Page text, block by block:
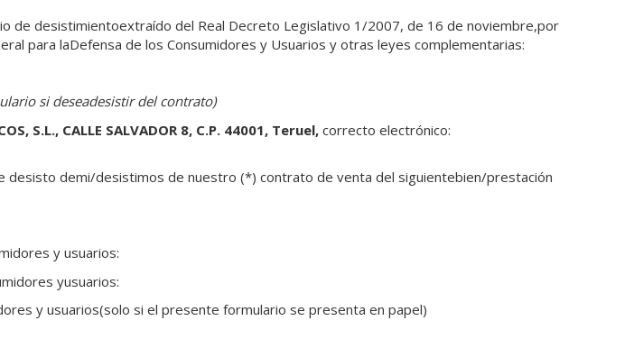
de desistimientoextraído del Real Decreto Legislativo 1/2007, de 16 de noviembre,por
para laDefensa de los Consumidores y Usuarios y otras leyes complementarias:
si deseadesistir del contrato)
S.L., CALLE SALVADOR 8, C.P. 44001, Teruel, correcto electrónico:
desisto demi/desistimos de nuestro (*) contrato de venta del siguientebien/prestación
y usuarios:
yusuarios:
y usuarios(solo si el presente formulario se presenta en papel)